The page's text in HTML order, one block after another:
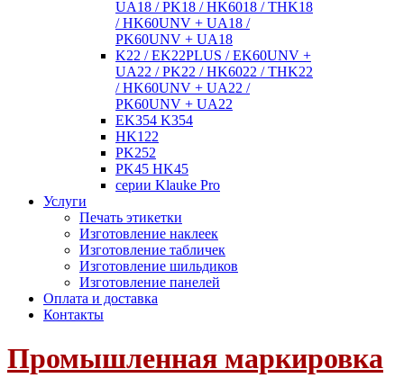
UA18 / PK18 / HK6018 / THK18
/ HK60UNV + UA18 /
PK60UNV + UA18
K22 / EK22PLUS / EK60UNV +
UA22 / PK22 / HK6022 / THK22
/ HK60UNV + UA22 /
PK60UNV + UA22
EK354 K354
HK122
PK252
PK45 HK45
серии Klauke Pro
Услуги
Печать этикетки
Изготовление наклеек
Изготовление табличек
Изготовление шильдиков
Изготовление панелей
Оплата и доставка
Контакты
Промышленная маркировка